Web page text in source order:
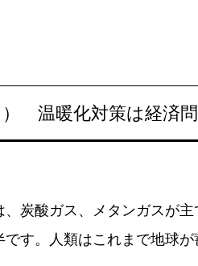
温暖化対策は経済
炭酸ガス、メタンガスが
す。人類はこれまで地球